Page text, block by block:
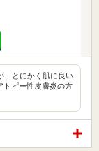
、とにかく肌に良い
トピー性皮膚炎の方